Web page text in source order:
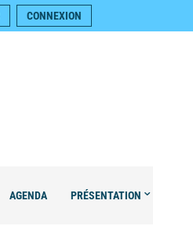
CONNEXION
AGENDA PRÉSENTATION